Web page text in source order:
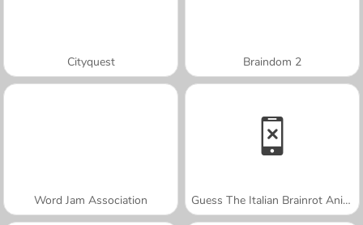
Cityquest Braindom 2
Word Jam Association Guess The Italian Brainrot Animals